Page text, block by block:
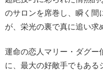
のサロンを席巻し、瞬く間
が、栄光の裏で真に追い求
運命の恋人マリー・ダグー
に、最大の好敵手でもある